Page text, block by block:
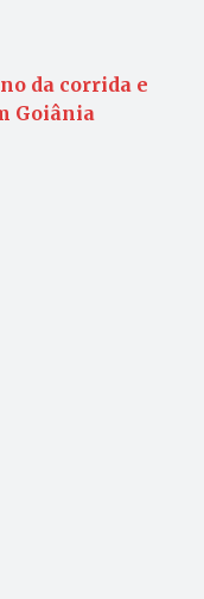
da corrida e
Goiânia